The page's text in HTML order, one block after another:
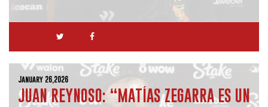
January 26,2026
JUAN REYNOSO: “MATÍAS ZEGARRA ES UN